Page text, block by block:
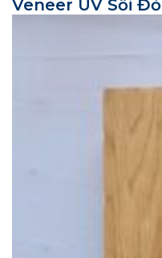
Veneer UV Sồi Đỏ